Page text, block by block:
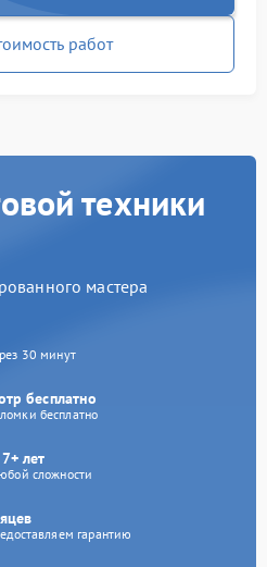
работ
техники
мастера
30 минут
бесплатно
бесплатно
лет
сложности
гарантию